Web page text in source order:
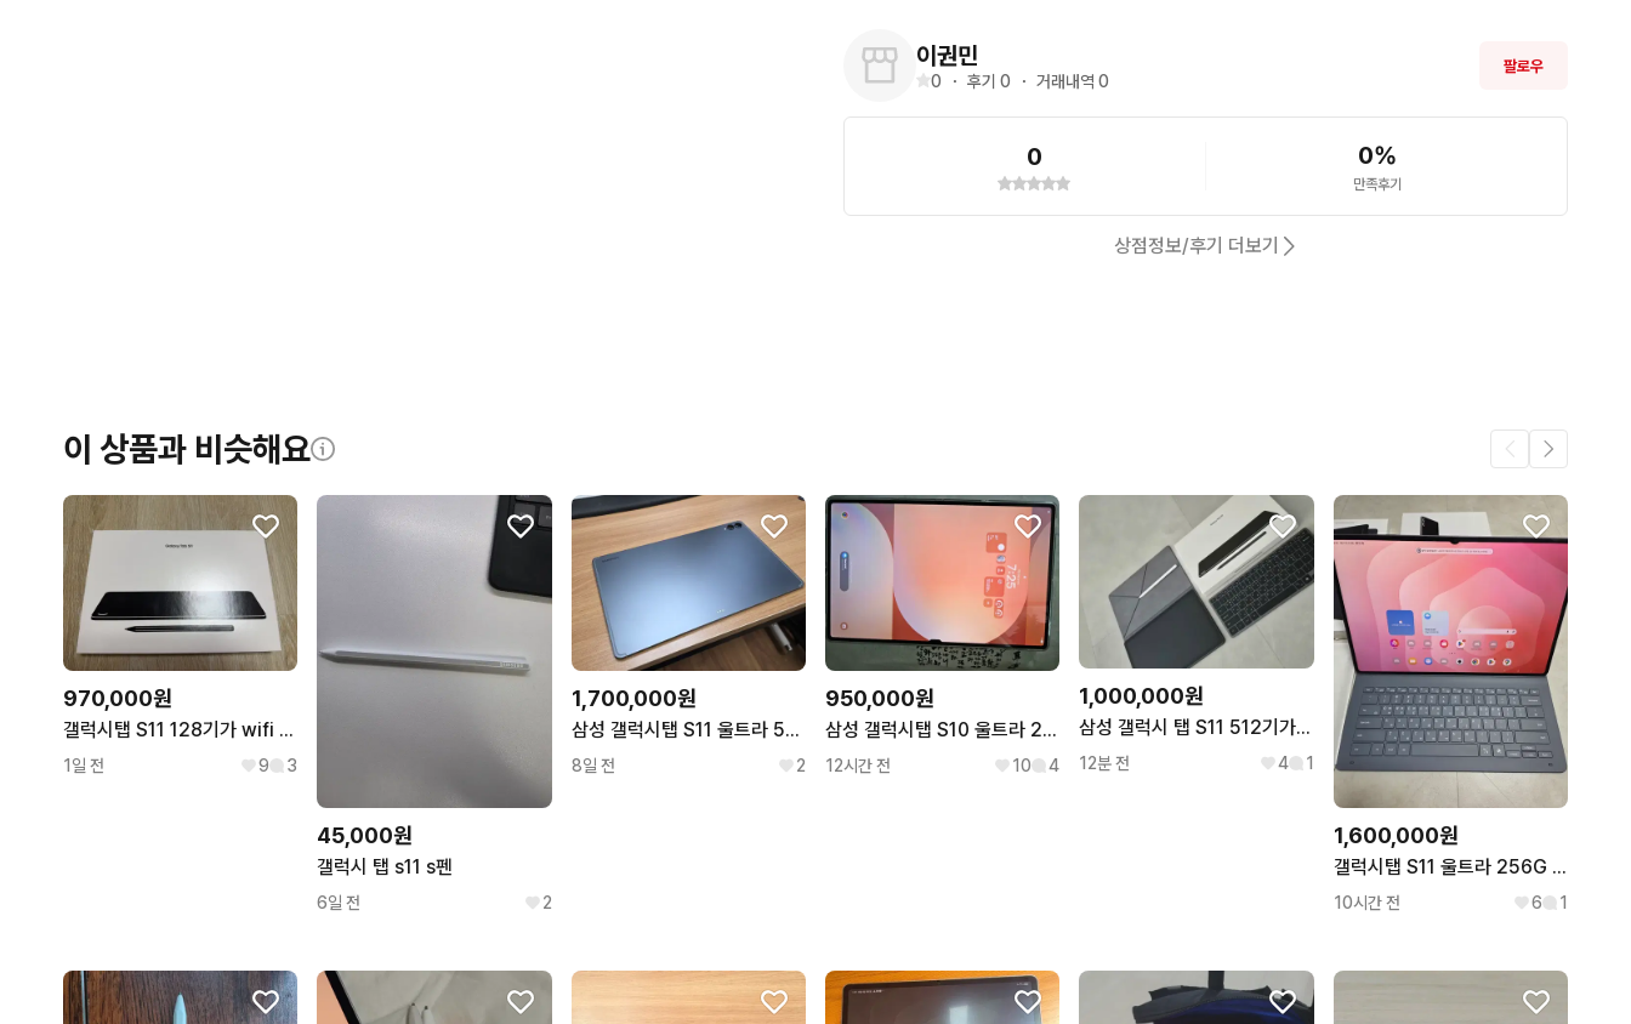
이권민
0 ・ 후기 0 ・ 거래내역 0
팔로우
0 0%
만족후기
상점정보/후기 더보기
이 상품과 비슷해요
970,000원
갤럭시탭 S11 128기가 wifi 판매합니다
1일 전 9 3
45,000원
갤럭시 탭 s11 s펜
6일 전 2
1,700,000원
삼성 갤럭시탭 S11 울트라 512GB Wi-Fi
8일 전 2
950,000원
삼성 갤럭시탭 S10 울트라 256GB
12시간 전 10 4
1,000,000원
삼성 갤럭시 탭 S11 512기가 wifi
12분 전 4 1
1,600,000원
갤럭시탭 S11 울트라 256G WIFI 정품 키보드
10시간 전 6 1